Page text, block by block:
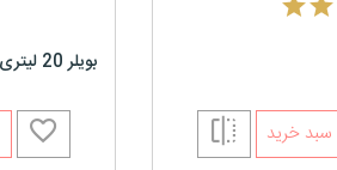
بویلر 20 لیتری استار
سبد خرید